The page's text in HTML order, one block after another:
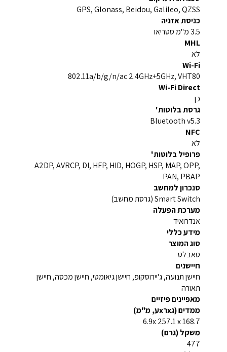
GPS, Glonass, Beidou, Galileo, QZSS
כניסת אזניה
3.5 מ"מ סטריאו
MHL
לא
Wi-Fi
802.11a/b/g/n/ac 2.4GHz+5GHz, VHT80
Wi-Fi Direct
כן
גרסת בלוטות'
Bluetooth v5.3
NFC
לא
פרופיל בלוטות'
A2DP, AVRCP, DI, HFP, HID, HOGP, HSP, MAP, OPP,
PAN, PBAP
סנכרון למחשב
Smart Switch (גרסת מחשב)
מערכת הפעלה
אנדרואיד
מידע כללי
סוג המוצר
טאבלט
חיישנים
חיישן תנועה, ג'יירוסקופ, חיישן גיאומטי, חיישן מכסה, חיישן
תאורה
מאפיינים פיזיים
ממדים (גxרxע, מ"מ)
6.9x 257.1 x 168.7
משקל (גרם)
477